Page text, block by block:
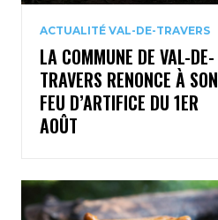
ACTUALITÉ VAL-DE-TRAVERS
LA COMMUNE DE VAL-DE-
TRAVERS RENONCE À SON
FEU D’ARTIFICE DU 1ER
AOÛT